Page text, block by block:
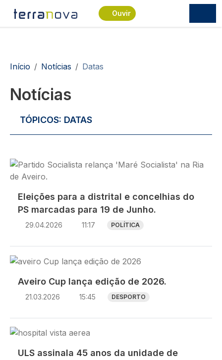
Passar para o conteúdo principal
Ouvir
Navegação estrutural
Início Notícias Datas
Notícias
TÓPICOS: DATAS
Imagem
Eleições para a distrital e concelhias do
PS marcadas para 19 de Junho.
29.04.2026 11:17 POLÍTICA
Imagem
Aveiro Cup lança edição de 2026.
21.03.2026 15:45 DESPORTO
Imagem
ULS assinala 45 anos da unidade de